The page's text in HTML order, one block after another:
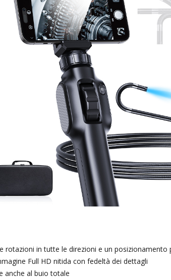
rotazioni in tutte le direzioni e un posizionamento
Full HD nitida con fedeltà dei dettagli
anche al buio totale